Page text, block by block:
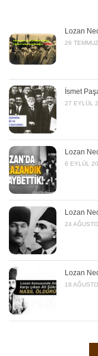
Lozan
26
İsmet
27 EYLÜL
Lozan
6 EYLÜL
Lozan
24
Lozan
18